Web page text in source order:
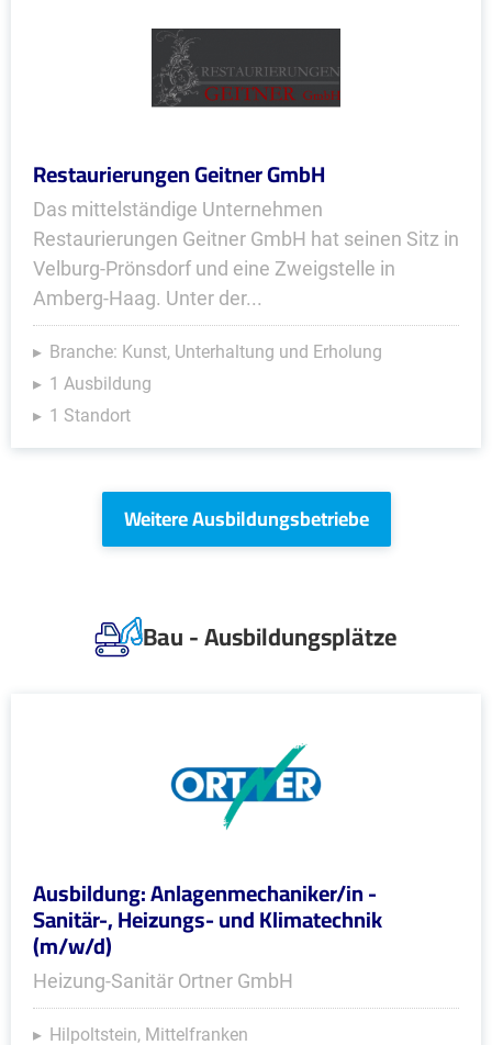
Restaurierungen Geitner GmbH
Das mittelständige Unternehmen
Restaurierungen Geitner GmbH hat seinen Sitz in
Velburg-Prönsdorf und eine Zweigstelle in
Amberg-Haag. Unter der...
Branche: Kunst, Unterhaltung und Erholung
1 Ausbildung
1 Standort
Weitere Ausbildungsbetriebe
Bau - Ausbildungsplätze
Ausbildung: Anlagenmechaniker/in -
Sanitär-, Heizungs- und Klimatechnik
(m/w/d)
Heizung-Sanitär Ortner GmbH
Hilpoltstein, Mittelfranken